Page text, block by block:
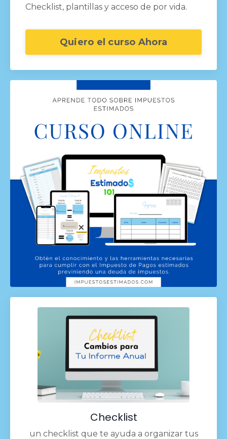
Checklist, plantillas y acceso de por vida.
Quiero el curso Ahora
Checklist
un checklist que te ayuda a organizar tus